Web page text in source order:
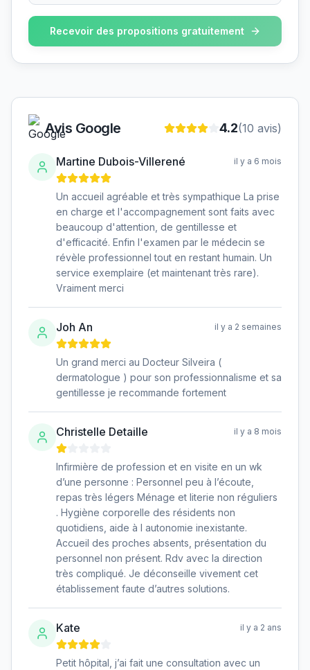
Recevoir des propositions gratuitement
Avis Google 4.2(10 avis)
Martine Dubois-Villerené il y a 6 mois
Un accueil agréable et très sympathique La prise
en charge et l'accompagnement sont faits avec
beaucoup d'attention, de gentillesse et
d'efficacité. Enfin l'examen par le médecin se
révèle professionnel tout en restant humain. Un
service exemplaire (et maintenant très rare).
Vraiment merci
Joh An il y a 2 semaines
Un grand merci au Docteur Silveira (
dermatologue ) pour son professionnalisme et sa
gentillesse je recommande fortement
Christelle Detaille il y a 8 mois
Infirmière de profession et en visite en un wk
d’une personne : Personnel peu à l’écoute,
repas très légers Ménage et literie non réguliers
. Hygiène corporelle des résidents non
quotidiens, aide à l autonomie inexistante.
Accueil des proches absents, présentation du
personnel non présent. Rdv avec la direction
très compliqué. Je déconseille vivement cet
établissement faute d’autres solutions.
Kate il y a 2 ans
Petit hôpital, j’ai fait une consultation avec un